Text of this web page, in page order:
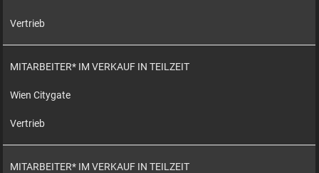
Vertrieb
MITARBEITER* IM VERKAUF IN TEILZEIT
Wien Citygate
Vertrieb
MITARBEITER* IM VERKAUF IN TEILZEIT